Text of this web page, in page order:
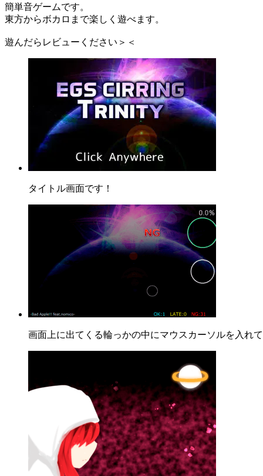
簡単音ゲームです。
東方からボカロまで楽しく遊べます。
遊んだらレビューください＞＜
タイトル画面です！
画面上に出てくる輪っかの中にマウスカーソルを入れ